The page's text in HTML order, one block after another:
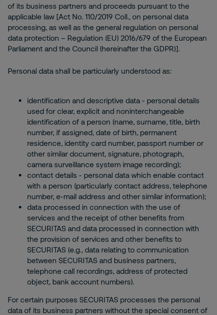
of its business partners and proceeds pursuant to the
applicable law [Act No. 110/2019 Coll., on personal data
processing, as well as the general regulation on personal
data protection – Regulation (EU) 2016/679 of the European
Parliament and the Council (hereinafter the GDPR)].
Personal data shall be particularly understood as:
identification and descriptive data - personal details
used for clear, explicit and noninterchangeable
identification of a person (name, surname, title, birth
number, if assigned, date of birth, permanent
residence, identity card number, passport number or
other similar document, signature, photograph,
camera surveillance system image recording);
contact details - personal data which enable contact
with a person (particularly contact address, telephone
number, e-mail address and other similar information);
data processed in connection with the use of
services and the receipt of other benefits from
SECURITAS and data processed in connection with
the provision of services and other benefits to
SECURITAS (e.g., data relating to communication
between SECURITAS and business partners,
telephone call recordings, address of protected
object, bank account numbers).
For certain purposes SECURITAS processes the personal
data of its business partners without the special consent of